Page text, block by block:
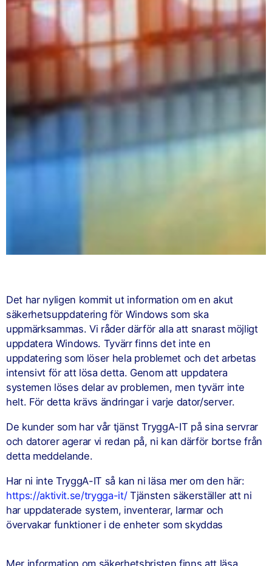
Det har nyligen kommit ut information om en akut
säkerhetsuppdatering för Windows som ska
uppmärksammas. Vi råder därför alla att snarast möjligt
uppdatera Windows. Tyvärr finns det inte en
uppdatering som löser hela problemet och det arbetas
intensivt för att lösa detta. Genom att uppdatera
systemen löses delar av problemen, men tyvärr inte
helt. För detta krävs ändringar i varje dator/server.
De kunder som har vår tjänst TryggA-IT på sina servrar
och datorer agerar vi redan på, ni kan därför bortse från
detta meddelande.
Har ni inte TryggA-IT så kan ni läsa mer om den här:
https://aktivit.se/trygga-it/Tjänsten säkerställer att ni
har uppdaterade system, inventerar, larmar och
övervakar funktioner i de enheter som skyddas